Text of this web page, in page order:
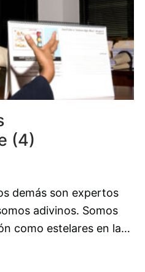
(4)
demás son expertos
adivinos. Somos
como estelares en la…